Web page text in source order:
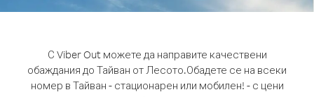
С Viber Out можете да направите качествени
обаждания до Тайван от Лесото.Обадете се на всеки
номер в Тайван - стационарен или мобилен! - с цени